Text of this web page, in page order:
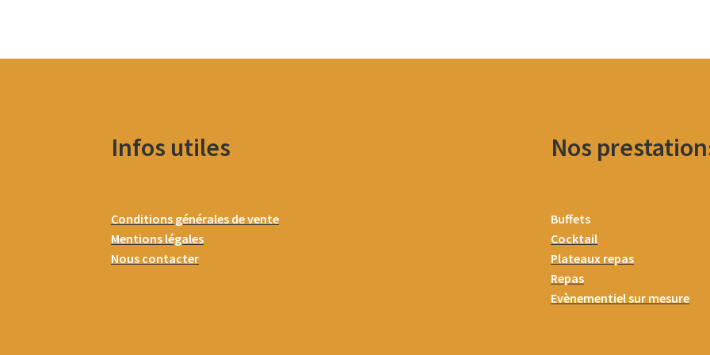
Infos utiles
Conditions générales de vente
Mentions légales
Nous contacter
Nos
Buffets
Cocktail
Plateaux repas
Repas
Evènementiel sur mesure